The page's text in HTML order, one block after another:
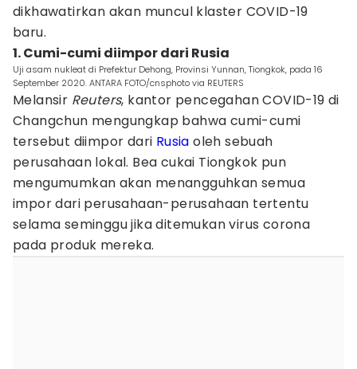
dikhawatirkan akan muncul klaster COVID-19
baru.
1. Cumi-cumi diimpor dari Rusia
Uji asam nukleat di Prefektur Dehong, Provinsi Yunnan, Tiongkok, pada 16
September 2020. ANTARA FOTO/cnsphoto via REUTERS
Melansir Reuters, kantor pencegahan COVID-19 di
Changchun mengungkap bahwa cumi-cumi
tersebut diimpor dari Rusia oleh sebuah
perusahaan lokal. Bea cukai Tiongkok pun
mengumumkan akan menangguhkan semua
impor dari perusahaan-perusahaan tertentu
selama seminggu jika ditemukan virus corona
pada produk mereka.